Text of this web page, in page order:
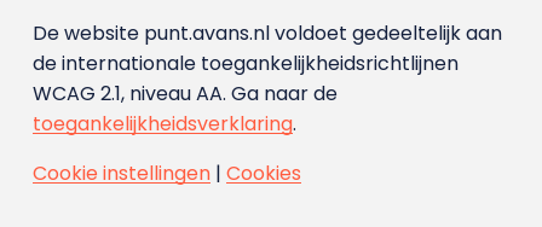
De website punt.avans.nl voldoet gedeeltelijk aan
de internationale toegankelijkheidsrichtlijnen
WCAG 2.1, niveau AA. Ga naar de
toegankelijkheidsverklaring.
Cookie instellingen| Cookies